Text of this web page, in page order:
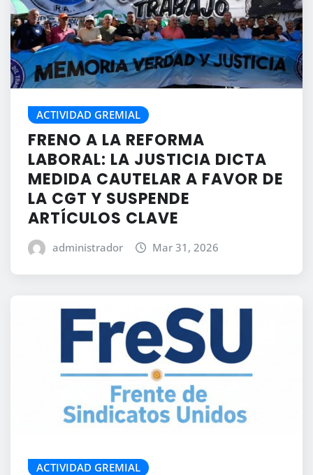
ACTIVIDAD GREMIAL
FRENO A LA REFORMA
LABORAL: LA JUSTICIA DICTA
MEDIDA CAUTELAR A FAVOR DE
LA CGT Y SUSPENDE
ARTÍCULOS CLAVE
administrador Mar 31, 2026
ACTIVIDAD GREMIAL